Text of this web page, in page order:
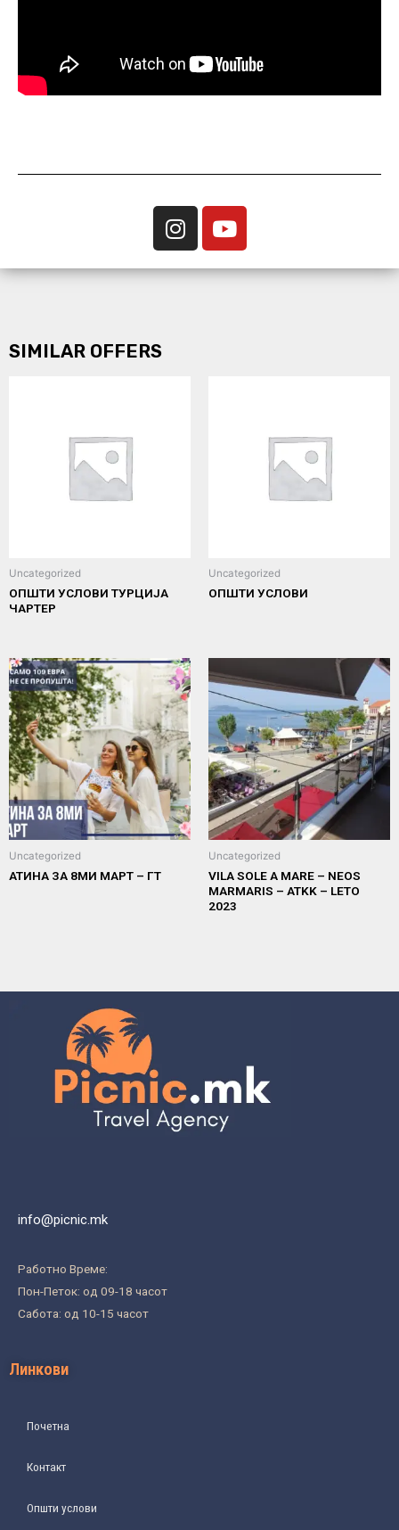
SIMILAR OFFERS
Uncategorized
ОПШТИ УСЛОВИ ТУРЦИЈА
ЧАРТЕР
Uncategorized
ОПШТИ УСЛОВИ
Uncategorized
АТИНА ЗА 8МИ МАРТ – ГТ
Uncategorized
VILA SOLE A MARE – NEOS
MARMARIS – ATKK – LETO
2023
info@picnic.mk
Работно Време:
Пон-Петок: од 09-18 часот
Сабота: од 10-15 часот
Линкови
Почетна
Контакт
Општи услови